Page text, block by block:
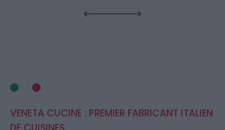
VENETA CUCINE : PREMIER FABRICANT ITALIEN